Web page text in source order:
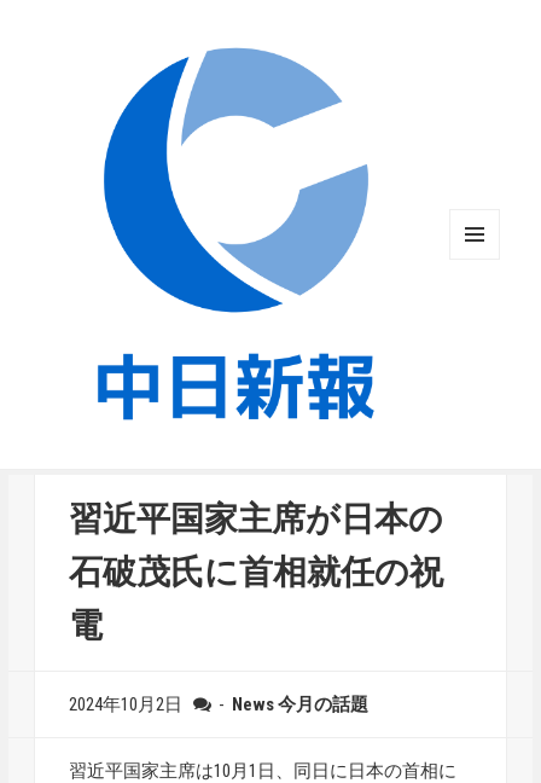
習近平国家主席が日本の
石破茂氏に首相就任の祝
電
2024年10月2日 - News今月の話題
習近平国家主席は10月1日、同日に日本の首相に